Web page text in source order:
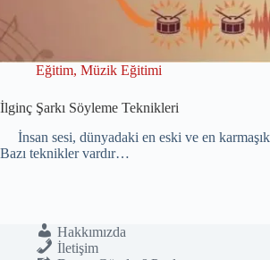
Eğitim, Müzik Eğitimi
İlginç Şarkı Söyleme Teknikleri
İnsan sesi, dünyadaki en eski ve en karmaşık
Bazı teknikler vardır…
Hakkımızda
İletişim